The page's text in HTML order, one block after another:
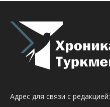
Адрес для связи с редакцией: